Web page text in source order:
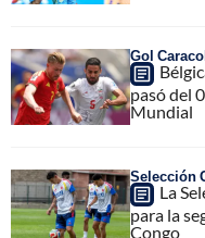
Gol
pasó del
Mundial
Selección
La
para la
Congo